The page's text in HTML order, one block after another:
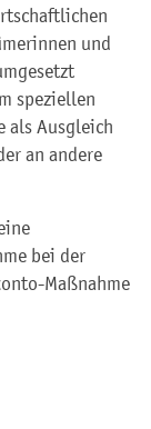
und
speziellen
als Ausgleich
an andere
bei der
Maßnahme